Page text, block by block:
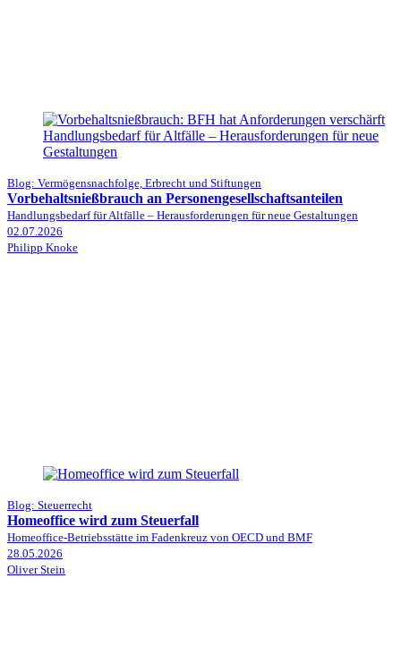
Blog: Vermögensnachfolge, Erbrecht und Stiftungen
Vorbehaltsnießbrauch an Personengesellschaftsanteilen
Handlungsbedarf für Altfälle – Herausforderungen für neue Gestaltungen
02.07.2026
Philipp Knoke
Blog: Steuerrecht
Homeoffice wird zum Steuerfall
Homeoffice-Betriebsstätte im Fadenkreuz von OECD und BMF
28.05.2026
Oliver Stein